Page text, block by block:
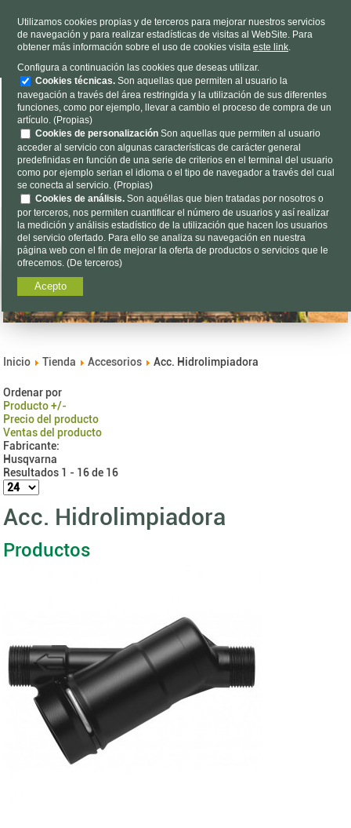
HORARIOL-V 9h a 19h S 9h a 13h
Dónde estamos |Contacto| Nosotros
Encuéntalo aquí...
Inicio Tienda Accesorios Acc. Hidrolimpiadora
Ordenar por
Producto +/-
Precio del producto
Ventas del producto
Fabricante:
Husqvarna
Resultados 1 - 16 de 16
Acc. Hidrolimpiadora
Productos
Utilizamos cookies propias y de terceros para mejorar nuestros servicios
de navegación y para realizar estadísticas de visitas al WebSite. Para
obtener más información sobre el uso de cookies visita este link.
Configura a continuación las cookies que deseas utilizar.
Cookies técnicas. Son aquellas que permiten al usuario la
navegación a través del área restringida y la utilización de sus diferentes
funciones, como por ejemplo, llevar a cambio el proceso de compra de un
artículo. (Propias)
Cookies de personalización Son aquellas que permiten al usuario
acceder al servicio con algunas características de carácter general
predefinidas en función de una serie de criterios en el terminal del usuario
como por ejemplo serian el idioma o el tipo de navegador a través del cual
se conecta al servicio. (Propias)
Cookies de análisis. Son aquéllas que bien tratadas por nosotros o
por terceros, nos permiten cuantificar el número de usuarios y así realizar
la medición y análisis estadístico de la utilización que hacen los usuarios
del servicio ofertado. Para ello se analiza su navegación en nuestra
página web con el fin de mejorar la oferta de productos o servicios que le
ofrecemos. (De terceros)
Acepto